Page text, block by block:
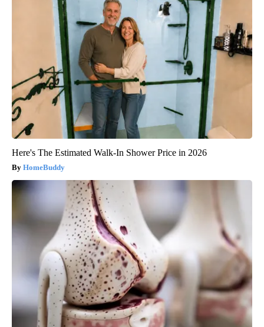
Here's The Estimated Walk-In Shower Price in 2026
HomeBuddy